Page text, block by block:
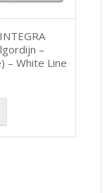
–
– White Line